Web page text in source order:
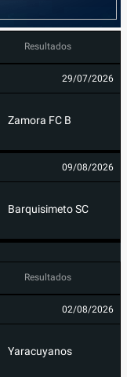
Resultados
29/07/2026
Zamora FC B
09/08/2026
Barquisimeto SC
Resultados
02/08/2026
Yaracuyanos